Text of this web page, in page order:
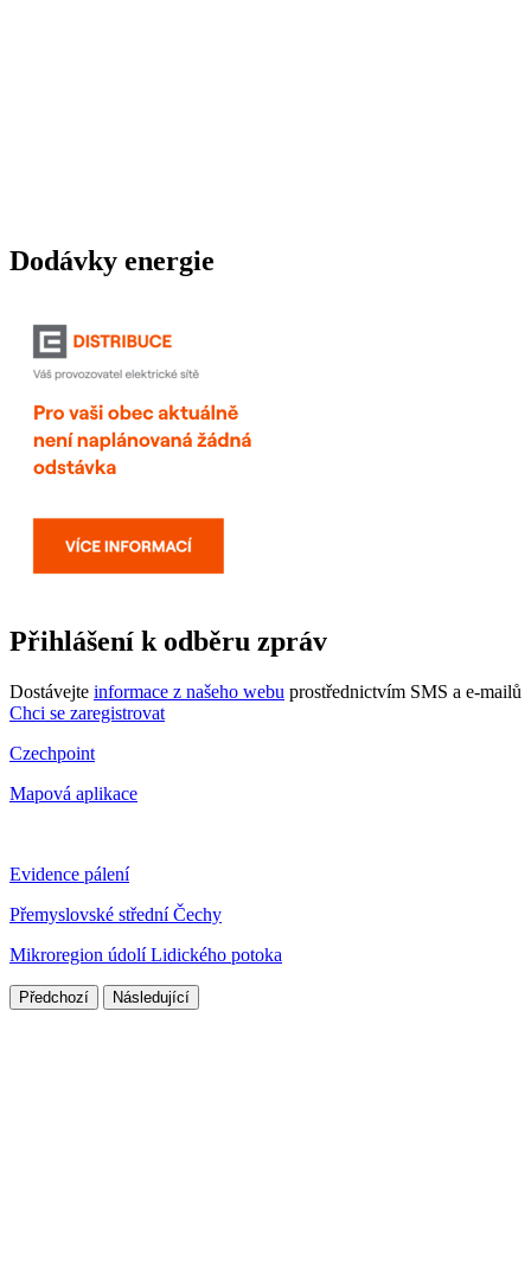
Dodávky energie
Přihlášení k odběru zpráv
Dostávejte informace z našeho webu prostřednictvím SMS a e-mailů
Chci se zaregistrovat
Czechpoint
Mapová aplikace
Evidence pálení
Přemyslovské střední Čechy
Mikroregion údolí Lidického potoka
Předchozí Následující